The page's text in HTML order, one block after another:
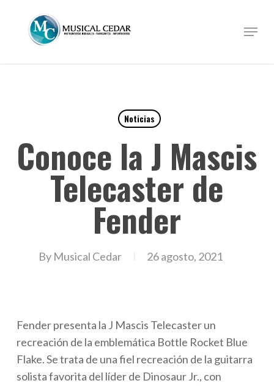
Menu
Noticias
Conoce la J Mascis
Telecaster de
Fender
By Musical Cedar 26 agosto, 2021
Fender presenta la J Mascis Telecaster un
recreación de la emblemática Bottle Rocket Blue
Flake. Se trata de una fiel recreación de la guitarra
solista favorita del líder de Dinosaur Jr., con
Close